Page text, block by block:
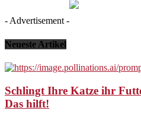
- Advertisement -
Neueste Artikel
Schlingt Ihre Katze ihr
Das hilft!